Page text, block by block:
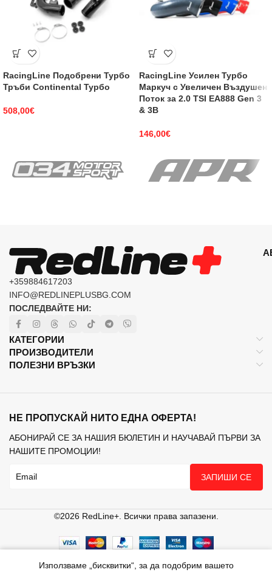
RacingLine Подобрени Турбо
Тръби Continental Турбо
508,00€
RacingLine Усилен Турбо
Маркуч с Увеличен Въздушен
Поток за 2.0 TSI EA888 Gen 3
& 3B
146,00€
+359884617203
INFO@REDLINEPLUSBG.COM
ПОСЛЕДВАЙТЕ НИ:
КАТЕГОРИИ
ПРОИЗВОДИТЕЛИ
ПОЛЕЗНИ ВРЪЗКИ
НЕ ПРОПУСКАЙ НИТО ЕДНА ОФЕРТА!
АБОНИРАЙ СЕ ЗА НАШИЯ БЮЛЕТИН И НАУЧАВАЙ ПЪРВИ ЗА
НАШИТЕ ПРОМОЦИИ!
ЗАПИШИ СЕ
©2026 RedLine+. Всички права запазени.
Използваме „бисквитки“, за да подобрим вашето